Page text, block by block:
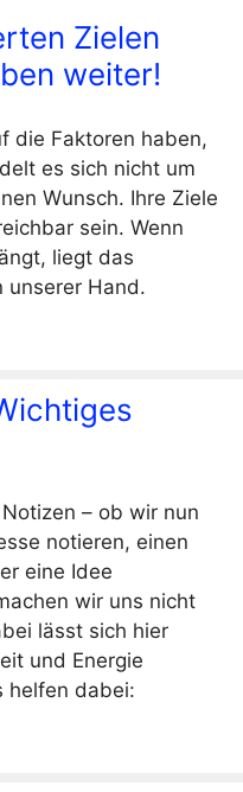
Zielen
weiter!
die Faktoren haben,
es sich nicht um
Wunsch. Ihre Ziele
sein. Wenn
liegt das
unserer Hand.
– ob wir nun
notieren, einen
eine Idee
wir uns nicht
lässt sich hier
und Energie
helfen dabei: